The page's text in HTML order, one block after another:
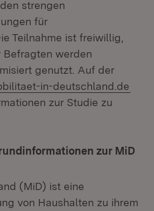
strengen
für
Teilnahme ist freiwillig,
werden
genutzt. Auf der
in-deutschland.de
zur Studie zu
zur MiD
(MiD) ist eine
von Haushalten zu ihrem